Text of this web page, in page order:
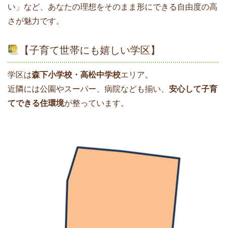
い」など、あなたの理想をそのまま形にできる自由度の高
さが魅力です。
【子育て世帯にも嬉しい学区】
学区は森下小学校・高松中学校エリア。
近隣には公園やスーパー、病院なども揃い、 安心して子育
てできる住環境が整っています。